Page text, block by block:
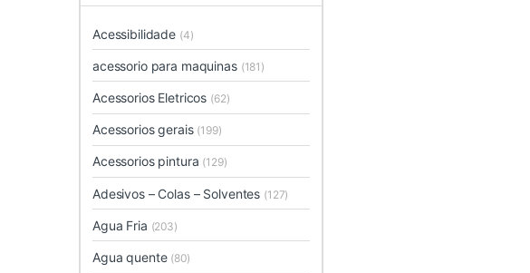
Acessibilidade (4)
acessorio para maquinas (181)
Acessorios Eletricos (62)
Acessorios gerais (199)
Acessorios pintura (129)
Adesivos – Colas – Solventes (127)
Agua Fria (203)
Agua quente (80)